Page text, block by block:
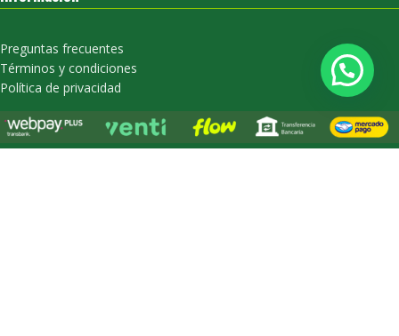
Preguntas frecuentes
Términos y condiciones
Política de privacidad